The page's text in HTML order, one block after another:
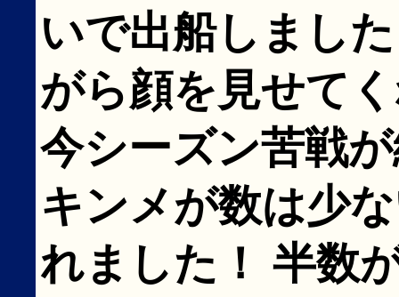
いで出船しまし
がら顔を見せて
今シーズン苦戦
キンメが数は少
れました！ 半数